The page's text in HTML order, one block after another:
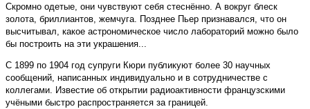
Скромно одетые, они чувствуют себя стеснённо. А вокруг блеск
золота, бриллиантов, жемчуга. Позднее Пьер признавался, что он
высчитывал, какое астрономическое число лабораторий можно было
бы построить на эти украшения...
С 1899 по 1904 год супруги Кюри публикуют более 30 научных
сообщений, написанных индивидуально и в сотрудничестве с
коллегами. Известие об открытии радиоактивности французскими
учёными быстро распространяется за границей.